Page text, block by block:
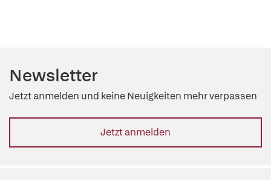
Newsletter
Jetzt anmelden und keine Neuigkeiten mehr verpassen
Jetzt anmelden